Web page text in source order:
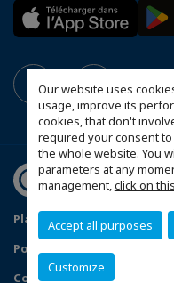
Our website uses
usage, improve its
cookies, that don't
required your consent to
the whole website. You
parameters at any
management,click on
Accept all purposes
Customize
Plan du site
Mentions
Politique de confidentialité
Configurer vos